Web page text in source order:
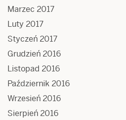
Marzec 2017
Luty 2017
Styczeń 2017
Grudzień 2016
Listopad 2016
Październik 2016
Wrzesień 2016
Sierpień 2016